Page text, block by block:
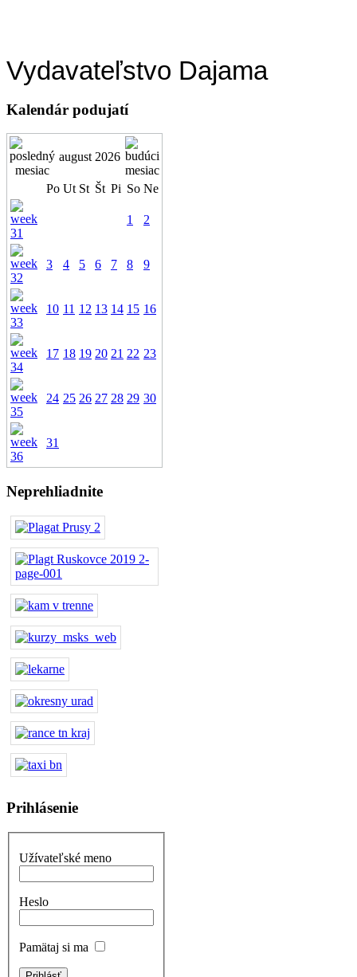
Vydavateľstvo Dajama
Kalendár podujatí
august 2026
Po Ut St Št Pi So Ne
1 2
3 4 5 6 7 8 9
10 11 12 13 14 15 16
17 18 19 20 21 22 23
24 25 26 27 28 29 30
31
Neprehliadnite
Prihlásenie
Užívateľské meno
Heslo
Pamätaj si ma